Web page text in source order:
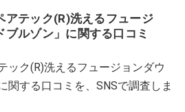
アテック(R)洗えるフュージ
ブルゾン」に関する口コミ
ック(R)洗えるフュージョンダウ
関する口コミを、SNSで調査しま